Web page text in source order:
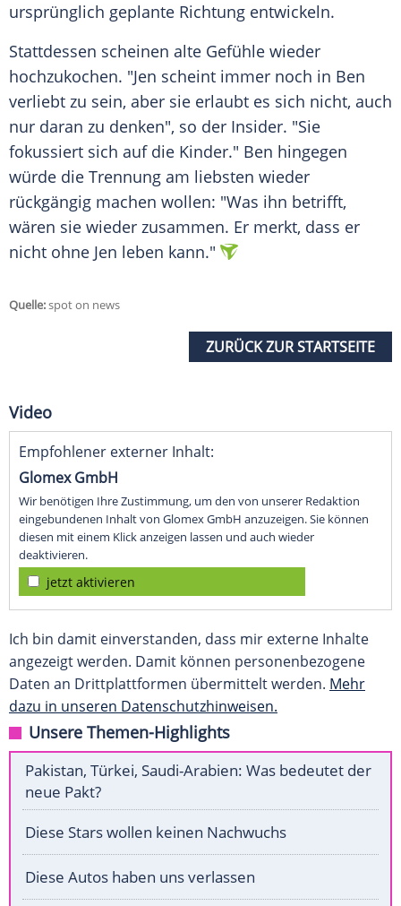
ursprünglich geplante Richtung entwickeln.
Stattdessen scheinen alte Gefühle wieder
hochzukochen. "Jen scheint immer noch in Ben
verliebt zu sein, aber sie erlaubt es sich nicht, auch
nur daran zu denken", so der Insider. "Sie
fokussiert sich auf die Kinder." Ben hingegen
würde die Trennung am liebsten wieder
rückgängig machen wollen: "Was ihn betrifft,
wären sie wieder zusammen. Er merkt, dass er
nicht ohne Jen leben kann."
Quelle:spot on news
ZURÜCK ZUR STARTSEITE
Video
Empfohlener externer Inhalt:
Glomex GmbH
Wir benötigen Ihre Zustimmung, um den von unserer Redaktion
eingebundenen Inhalt von Glomex GmbH anzuzeigen. Sie können
diesen mit einem Klick anzeigen lassen und auch wieder
deaktivieren.
jetzt aktivieren
Ich bin damit einverstanden, dass mir externe Inhalte
angezeigt werden. Damit können personenbezogene
Daten an Drittplattformen übermittelt werden. Mehr
dazu in unseren Datenschutzhinweisen.
Unsere Themen-Highlights
Pakistan, Türkei, Saudi-Arabien: Was bedeutet der
neue Pakt?
Diese Stars wollen keinen Nachwuchs
Diese Autos haben uns verlassen